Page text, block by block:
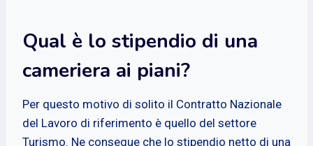
Qual è lo stipendio di una
cameriera ai piani?
Per questo motivo di solito il Contratto Nazionale
del Lavoro di riferimento è quello del settore
Turismo. Ne consegue che lo stipendio netto di una